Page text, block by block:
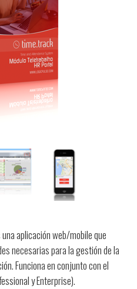
aplicación web/mobile que
necesarias para la gestión de la
Funciona en conjunto con el
y Enterprise).